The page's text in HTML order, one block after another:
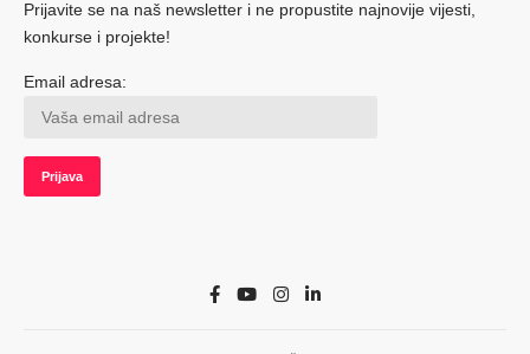
Prijavite se na naš newsletter i ne propustite najnovije vijesti,
konkurse i projekte!
Email adresa: